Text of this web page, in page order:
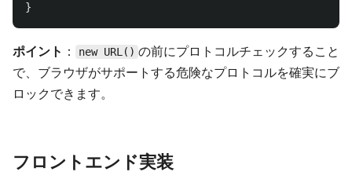
}
ポイント ： new URL() の前にプロトコルチェックすること
で、ブラウザがサポートする危険なプロトコルを確実にブ
ロックできます。
フロントエンド実装